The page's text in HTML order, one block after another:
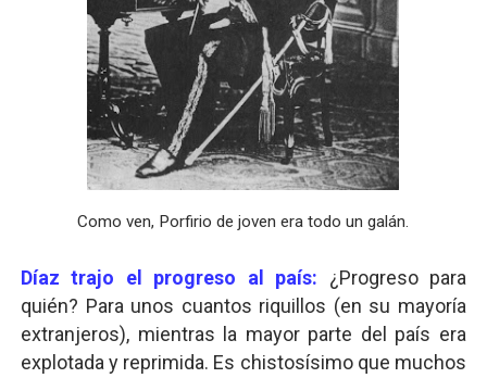
Como ven, Porfirio de joven era todo un galán.
Díaz trajo el progreso al país:
¿Progreso para
quién? Para unos cuantos riquillos (en su mayoría
extranjeros), mientras la mayor parte del país era
explotada y reprimida. Es chistosísimo que muchos